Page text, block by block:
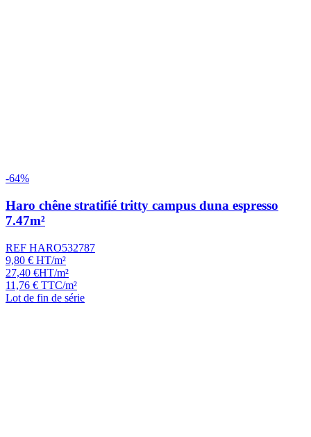
-64%
Haro chêne stratifié tritty campus duna espresso
7.47m²
REF HARO532787
9,80 € HT/m²
27,40 €HT/m²
11,76 € TTC/m²
Lot de fin de série